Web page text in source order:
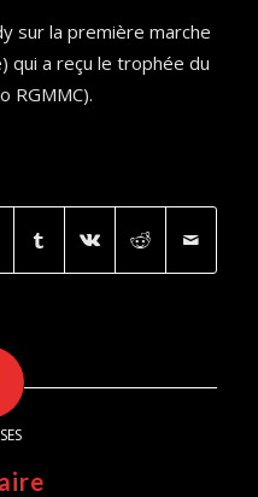
sur la première marche
qui a reçu le trophée du
RGMMC).